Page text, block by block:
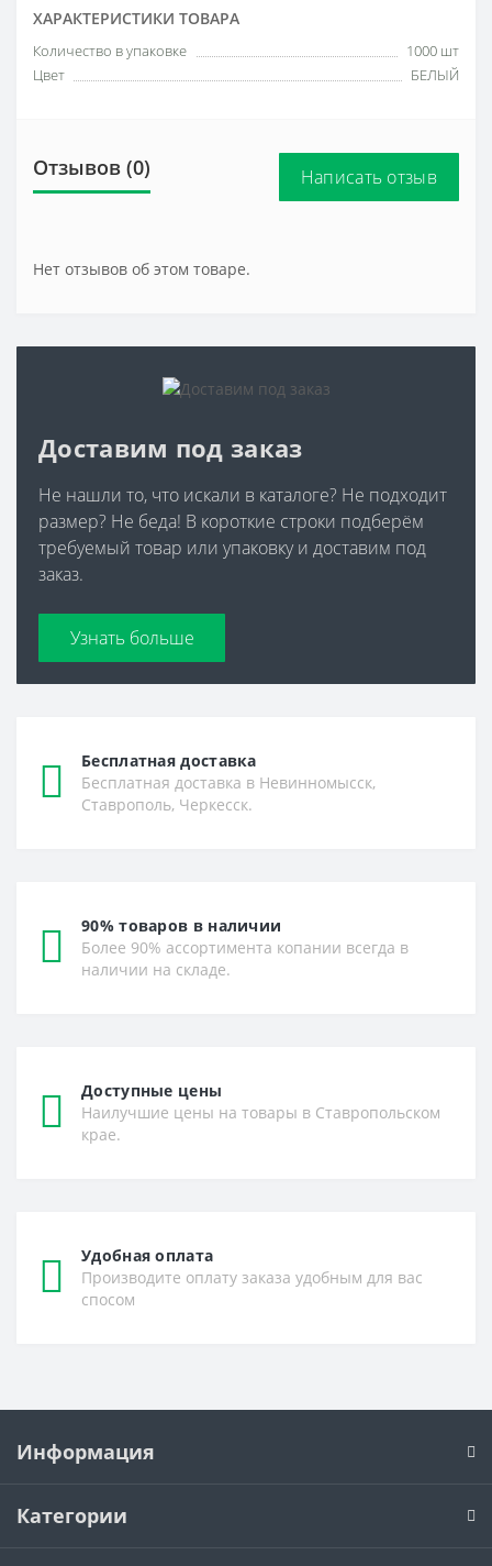
ХАРАКТЕРИСТИКИ ТОВАРА
Количество в упаковке
1000 шт
Цвет
БЕЛЫЙ
Отзывов (0) Написать отзыв
Нет отзывов об этом товаре.
Доставим под заказ
Не нашли то, что искали в каталоге? Не подходит
размер? Не беда! В короткие строки подберём
требуемый товар или упаковку и доставим под
заказ.
Узнать больше
Бесплатная доставка
Бесплатная доставка в Невинномысск,
Ставрополь, Черкесск.
90% товаров в наличии
Более 90% ассортимента копании всегда в
наличии на складе.
Доступные цены
Наилучшие цены на товары в Ставропольском
крае.
Удобная оплата
Производите оплату заказа удобным для вас
спосом
Информация
Категории